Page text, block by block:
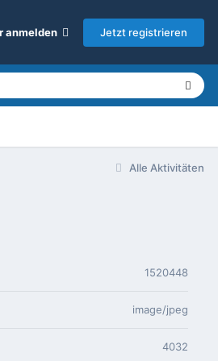
anmelden Jetzt registrieren
Alle Aktivitäten
1520448
image/jpeg
4032